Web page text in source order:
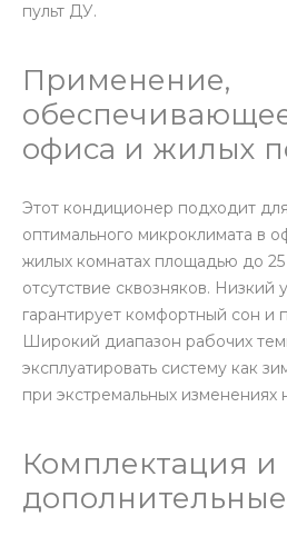
пульт ДУ.
Применение,
офиса и жилых
Этот кондиционер подходит
оптимального микроклимата в
жилых комнатах площадью до
отсутствие сквозняков. Низкий
гарантирует комфортный сон и
Широкий диапазон рабочих
эксплуатировать систему как
при экстремальных
Комплектация и